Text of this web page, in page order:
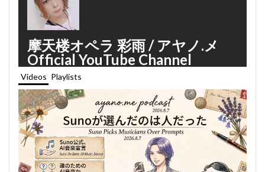
摩天楼オペラ 彩雨 / アヤノ.メ
Official YouTube Channel
Videos Playlists